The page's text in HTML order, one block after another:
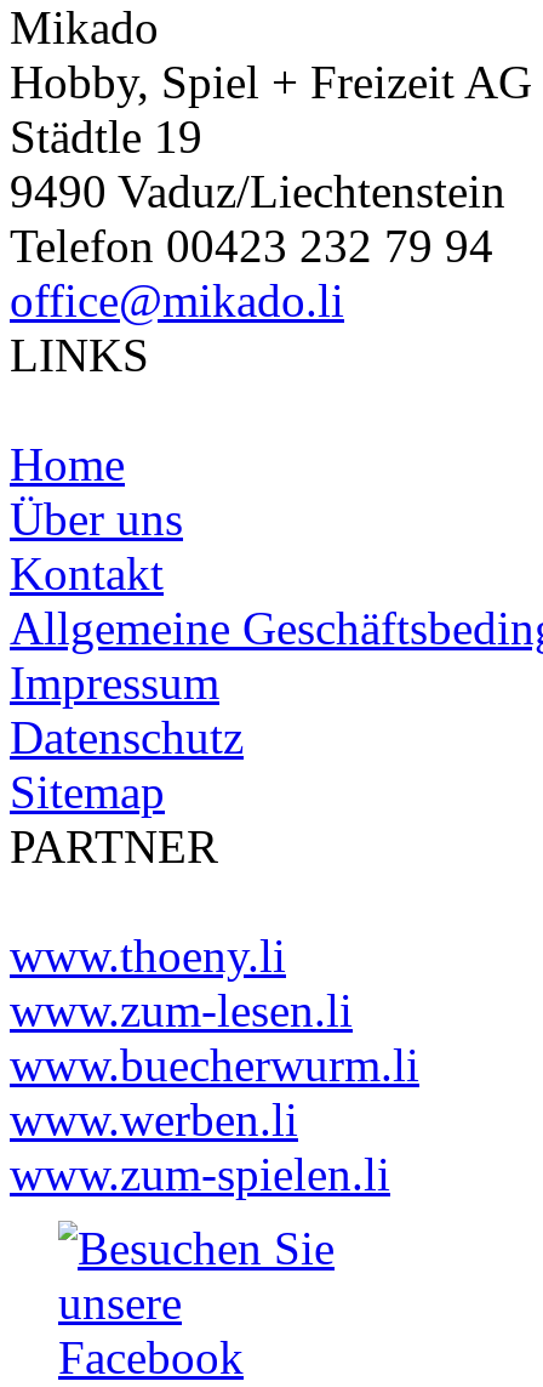
Mikado
Hobby, Spiel + Freizeit AG
Städtle 19
9490 Vaduz/Liechtenstein
Telefon 00423 232 79 94
office@mikado.li
LINKS
Home
Über uns
Kontakt
Allgemeine
Impressum
Datenschutz
Sitemap
PARTNER
www.thoeny.li
www.zum-lesen.li
www.buecherwurm.li
www.werben.li
www.zum-spielen.li